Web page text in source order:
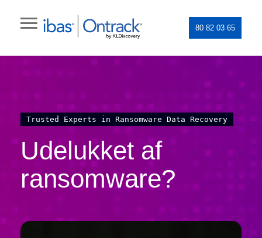
80 82 03 65
Trusted Experts in Ransomware Data Recovery
Udelukket af
ransomware?